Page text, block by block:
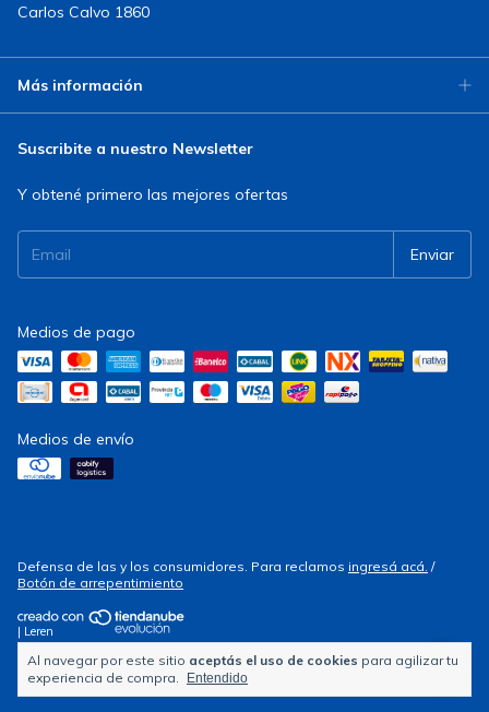
Al navegar por este sitio aceptás el uso de cookies para agilizar tu
experiencia de compra.
Entendido
Carlos Calvo 1860
Más información
Suscribite a nuestro Newsletter
Y obtené primero las mejores ofertas
Medios de pago
Medios de envío
Defensa de las y los consumidores. Para reclamos ingresá acá. /
Botón de arrepentimiento
| Leren
Copyright Electrocity - 2026. Todos los derechos reservados.